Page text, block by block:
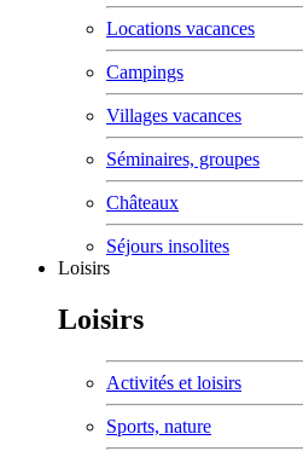
Locations vacances
Campings
Villages vacances
Séminaires, groupes
Châteaux
Séjours insolites
Loisirs
Loisirs
Activités et loisirs
Sports, nature